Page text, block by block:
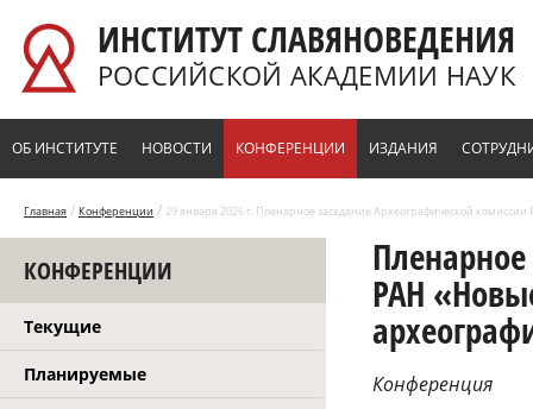
ИНСТИТУТ СЛАВЯНОВЕДЕНИЯ
РОССИЙСКОЙ АКАДЕМИИ НАУК
ОБ ИНСТИТУТЕ НОВОСТИ КОНФЕРЕНЦИИ ИЗДАНИЯ
Главная / Конференции / 29 января 2026 г. Пленарное заседание Археографической
КОНФЕРЕНЦИИ
Текущие
Планируемые
РАН
Конференция